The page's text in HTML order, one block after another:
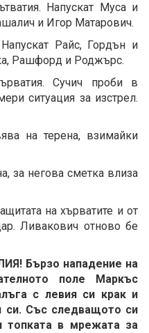
Напускат Муса и
и Игор Матарович.
Райс, Гордън и
Рашфорд и Роджърс.
Сучич проби в
ситуация за изстрел.
на терена, взимайки
за негова сметка влиза
на хърватите и от
Ливакович отново бе
Бързо нападение на
поле Маркъс
с левия си крак и
си. Със следващото си
в мрежата за